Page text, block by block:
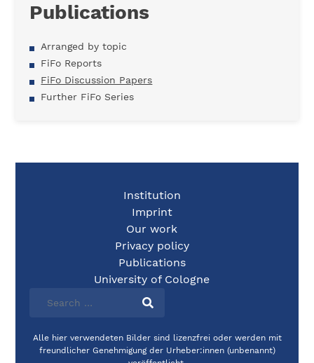
Publications
Arranged by topic
FiFo Reports
FiFo Discussion Papers
Further FiFo Series
Institution
Imprint
Our work
Privacy policy
Publications
University of Cologne
Alle hier verwendeten Bilder sind lizenzfrei oder werden mit
freundlicher Genehmigung der Urheber:innen (unbenannt)